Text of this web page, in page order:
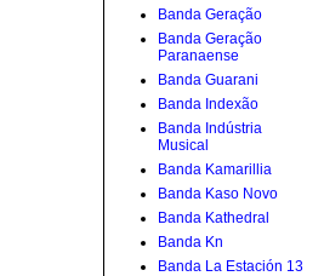
Banda Geração
Banda Geração
Paranaense
Banda Guarani
Banda Indexão
Banda Indústria
Musical
Banda Kamarillia
Banda Kaso Novo
Banda Kathedral
Banda Kn
Banda La Estación 13